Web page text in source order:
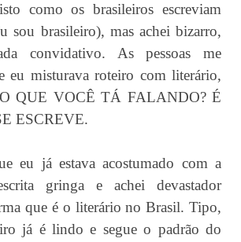
como os brasileiros escreviam
sou brasileiro), mas achei bizarro,
convidativo. As pessoas me
eu misturava roteiro com literário,
QUE VOCÊ TÁ FALANDO? É
ESCREVE.
eu já estava acostumado com a
gringa e achei devastador
que é o literário no Brasil. Tipo,
já é lindo e segue o padrão do